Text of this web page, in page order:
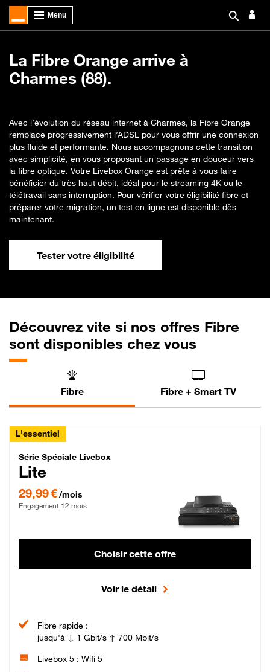
La Fibre Orange arrive à
Charmes (88).
Avec l’évolution du réseau internet à Charmes, la Fibre Orange
remplace progressivement l’ADSL pour vous offrir une connexion
plus fluide et performante. Nous accompagnons cette transition
avec simplicité, en vous proposant un passage en douceur vers
la fibre optique. Votre Livebox Orange est prête à vous faire
bénéficier du très haut débit, idéal pour le streaming 4K ou le
télétravail sans interruption. Pour vérifier votre éligibilité fibre et
préparer votre migration, un test en ligne est disponible dès
maintenant.
Tester votre éligibilité
Découvrez vite si nos offres Fibre
sont disponibles chez vous
Fibre Fibre + Smart TV
L'essentiel
Série Spéciale Livebox Lite Fibre
Série Spéciale Livebox
Lite
29,99 €/mois
Engagement 12 mois
Choisir cette offre
Voir le détail
Fibre rapide :
jusqu'à ↓ 1 Gbit/s ↑ 700 Mbit/s
Livebox 5 : Wifi 5